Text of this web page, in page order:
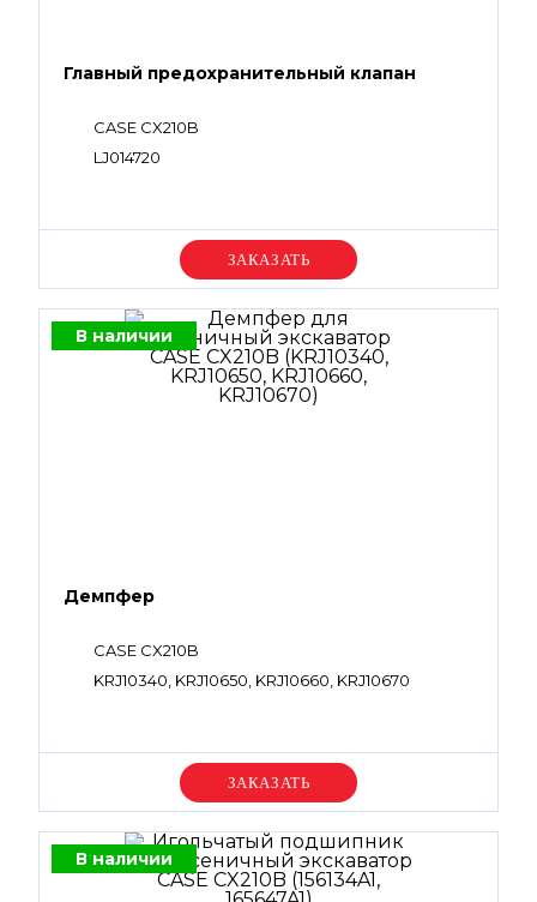
Главный предохранительный клапан
CASE CX210B
LJ014720
Уточняйте цену
В наличии
Демпфер
CASE CX210B
KRJ10340, KRJ10650, KRJ10660, KRJ10670
Уточняйте цену
В наличии